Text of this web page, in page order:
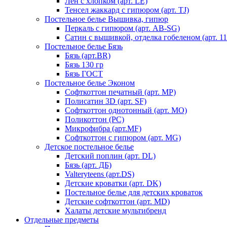
Тенсел жаккард с гипюром (арт. TJ)
Постельное белье Вышивка, гипюр
Перкаль с гипюром (арт. AB-SG)
Сатин с вышивкой, отделка гобеленом (арт.
Постельное белье Бязь
Бязь (арт.BR)
Бязь 130 гр
Бязь ГОСТ
Постельное белье Эконом
Софткоттон печатный (арт. MР)
Полисатин 3D (арт. SF)
Софткоттон однотонный (арт. MO)
Поликоттон (PC)
Микрофибра (арт.MF)
Софткоттон с гипюром (арт. MG)
Детское постельное белье
Детский поплин (арт. DL)
Бязь (арт. ДБ)
Valteryteens (арт.DS)
Детские кроватки (арт. DK)
Постельное белье для детских кроваток
Детские софткоттон (арт. MD)
Халаты детские мультибренд
Отдельные предметы